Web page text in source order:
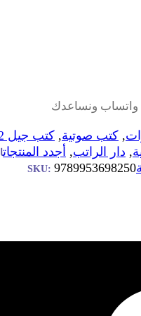
واتساب ونساعدك
, كتب صوتية, كتب جيل 12-24 شهر
, دار الراتب, أجدد المنتجات
SKU: 9789953698250